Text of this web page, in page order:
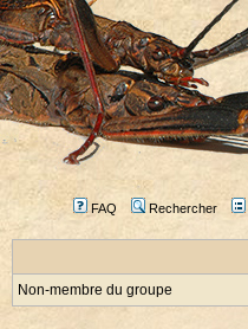
FAQ Rechercher
Non-membre du groupe